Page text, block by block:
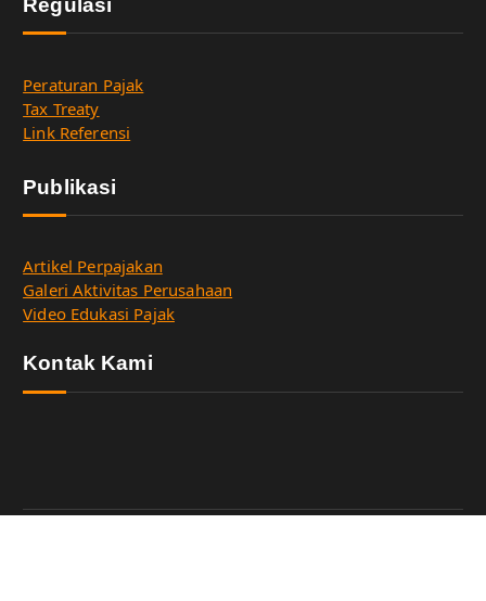
Peraturan Pajak
Tax Treaty
Link Referensi
Publikasi
Artikel Perpajakan
Galeri Aktivitas Perusahaan
Video Edukasi Pajak
Kontak Kami